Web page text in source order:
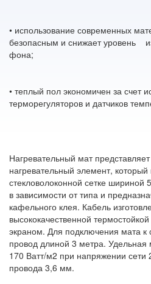
• использование современных
безопасным и снижает уровень
фона;
• теплый пол экономичен за счет
терморегуляторов и датчиков
Нагревательный мат
нагревательный элемент,
стекловолоконной сетке
в зависимости от типа и
кафельного клея. Кабель
высококачественной
экраном. Для подключения мата к
провод длиной 3 метра. Удельная
170 Ватт/м2 при напряжении сети
провода 3,6 мм.